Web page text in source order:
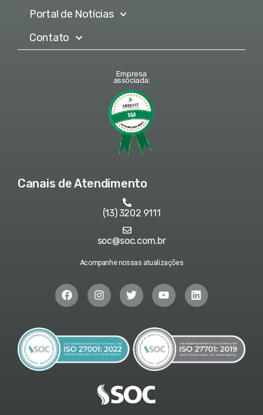
Portal de Notícias
Contato
Empresa
associada:
Canais de Atendimento
(13) 3202 9111
soc@soc.com.br
Acompanhe nossas atualizações